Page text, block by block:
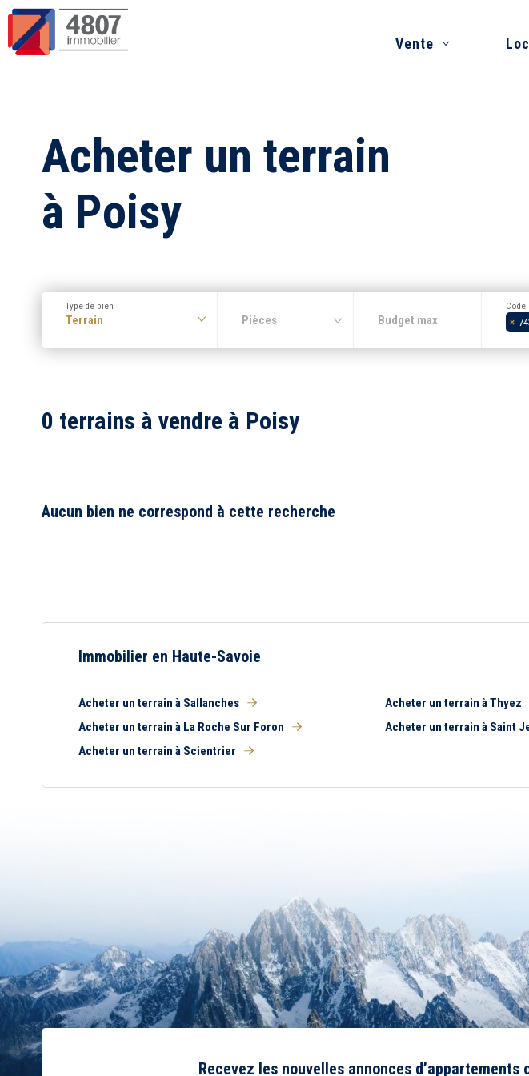
Vente
Acheter un terrain
à Poisy
Terrain
Type de bien
Pièces
3
4
×
0 terrains à vendre à Poisy
Aucun bien ne correspond à cette recherche
Immobilier en Haute-Savoie
Acheter un terrain à Sallanches Acheter un terrain à Thyez
Acheter un terrain à La Roche Sur Foron
Acheter un terrain à Saint
Acheter un terrain à Scientrier
Recevez les nouvelles annonces d’appartements